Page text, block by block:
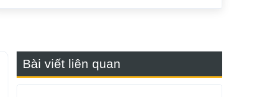
Bài viết liên quan